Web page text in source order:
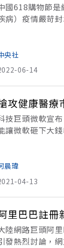
國618購物節
病）疫情嚴苛
央社
06-14
攻健康醫療
技巨頭微軟宣
讓微軟砸下大
晨瑋
04-13
里巴巴註冊
陸網路巨頭阿
發熱烈討論，